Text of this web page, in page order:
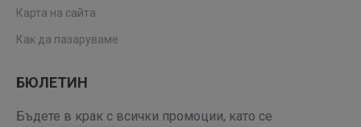
Карта на сайта
Как да пазаруваме
БЮЛЕТИН
Бъдете в крак с всички промоции, като се